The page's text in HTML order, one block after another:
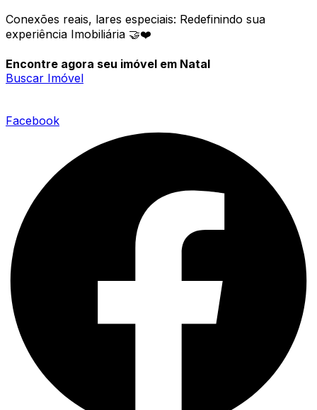
Conexões reais, lares especiais: Redefinindo sua
experiência Imobiliária 🤝❤️
Encontre agora seu imóvel em Natal
Buscar Imóvel
Facebook